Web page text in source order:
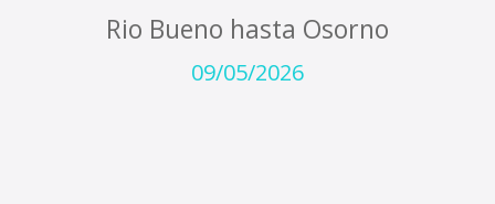
Rio Bueno hasta Osorno
09/05/2026